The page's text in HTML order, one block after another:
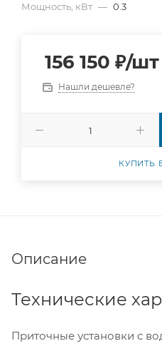
Мощность, кВт — 0.3
156 150 ₽/шт
Нашли дешевле?
КУПИТЬ
Описание
Технические
Приточные установки с